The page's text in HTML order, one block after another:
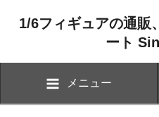
1/6フィギュアの通販
ート
メニュー